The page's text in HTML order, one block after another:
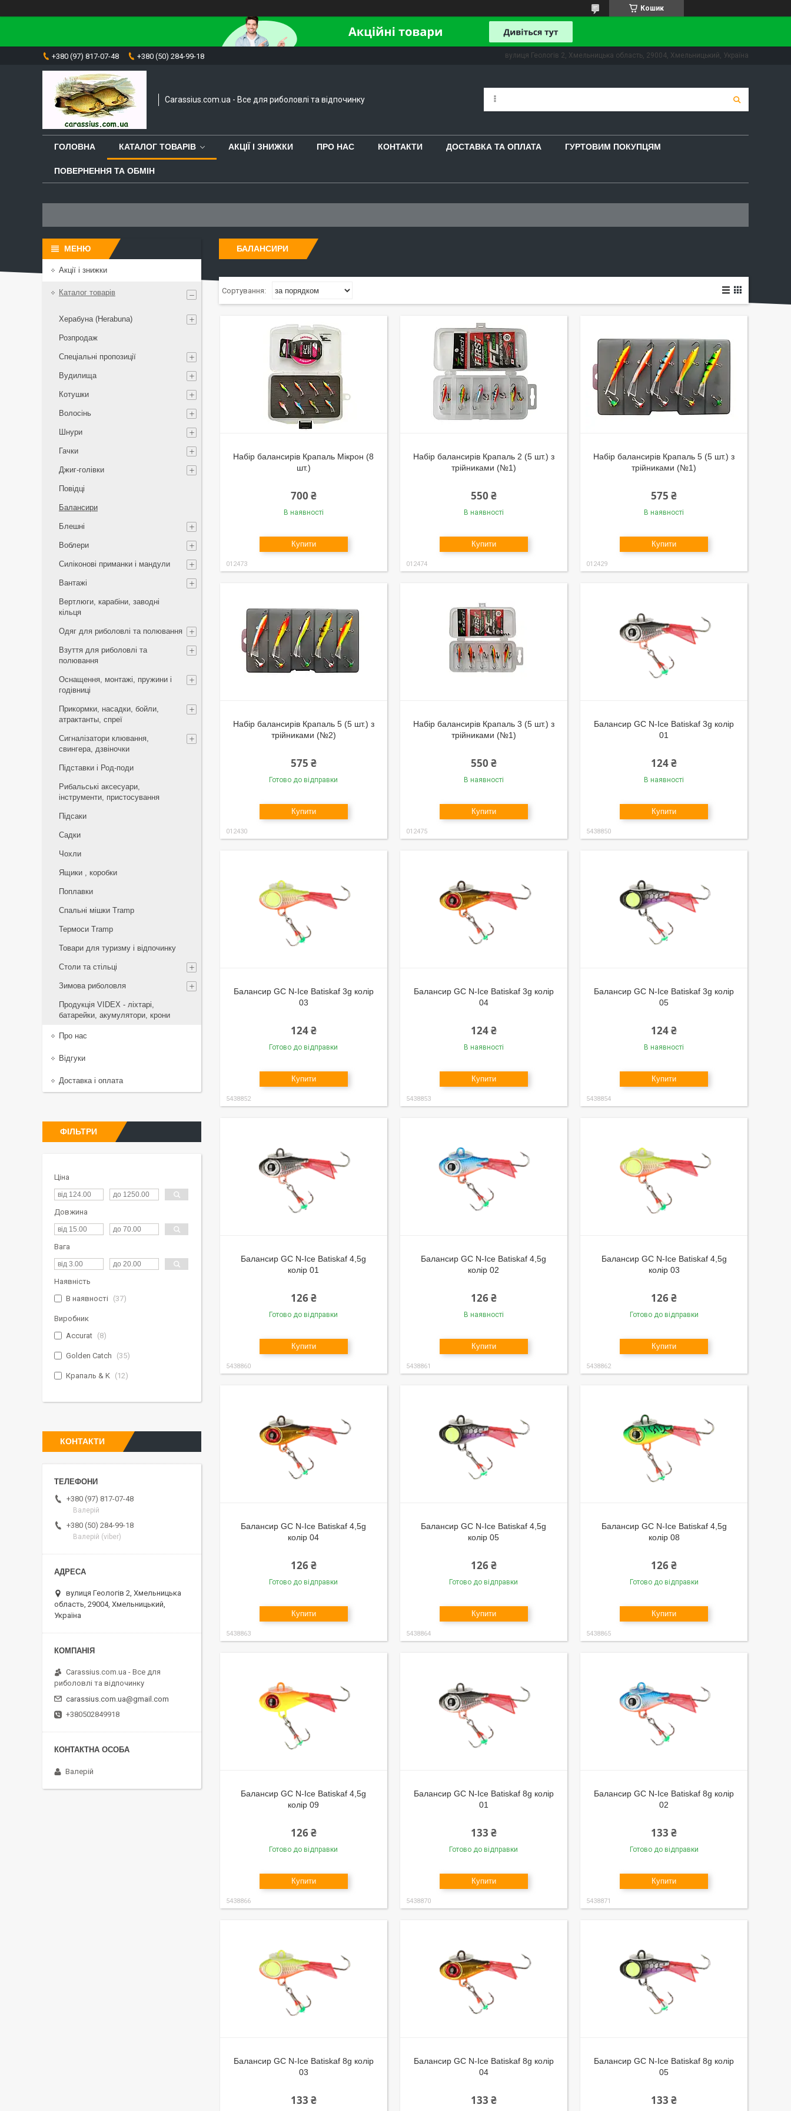
Кошик
+380 (97) 817-07-48 +380 (50) 284-99-18 вулиця Геологів 2, Хмельницька область, 29004, Хмельницький, Україна
Carassius.com.ua - Все для риболовлі та відпочинку
ГОЛОВНА КАТАЛОГ ТОВАРІВ АКЦІЇ І ЗНИЖКИ ПРО НАС КОНТАКТИ ДОСТАВКА ТА ОПЛАТА ГУРТОВИМ ПОКУПЦЯМ
ПОВЕРНЕННЯ ТА ОБМІН
БАЛАНСИРИ
Набір балансирів Крапаль Мікрон (8
шт.)
700 ₴
В наявності
Купити
012473
Набір балансирів Крапаль 2 (5 шт.) з
трійниками (№1)
550 ₴
В наявності
Купити
012474
Набір балансирів Крапаль 5 (5 шт.) з
трійниками (№1)
575 ₴
В наявності
Купити
012429
Набір балансирів Крапаль 5 (5 шт.) з
трійниками (№2)
575 ₴
Готово до відправки
Купити
012430
Набір балансирів Крапаль 3 (5 шт.) з
трійниками (№1)
550 ₴
В наявності
Купити
012475
Балансир GC N-Ice Batiskaf 3g колір
01
124 ₴
В наявності
Купити
5438850
Балансир GC N-Ice Batiskaf 3g колір
03
124 ₴
Готово до відправки
Купити
5438852
Балансир GC N-Ice Batiskaf 3g колір
04
124 ₴
В наявності
Купити
5438853
Балансир GC N-Ice Batiskaf 3g колір
05
124 ₴
В наявності
Купити
5438854
Балансир GC N-Ice Batiskaf 4,5g
колір 01
126 ₴
Готово до відправки
Купити
5438860
Балансир GC N-Ice Batiskaf 4,5g
колір 02
126 ₴
В наявності
Купити
5438861
Балансир GC N-Ice Batiskaf 4,5g
колір 03
126 ₴
Готово до відправки
Купити
5438862
Балансир GC N-Ice Batiskaf 4,5g
колір 04
126 ₴
Готово до відправки
Купити
5438863
Балансир GC N-Ice Batiskaf 4,5g
колір 05
126 ₴
Готово до відправки
Купити
5438864
Балансир GC N-Ice Batiskaf 4,5g
колір 08
126 ₴
Готово до відправки
Купити
5438865
Балансир GC N-Ice Batiskaf 4,5g
колір 09
126 ₴
Готово до відправки
Купити
5438866
Балансир GC N-Ice Batiskaf 8g колір
01
133 ₴
Готово до відправки
Купити
5438870
Балансир GC N-Ice Batiskaf 8g колір
02
133 ₴
Готово до відправки
Купити
5438871
Балансир GC N-Ice Batiskaf 8g колір
03
133 ₴
Балансир GC N-Ice Batiskaf 8g колір
04
133 ₴
Балансир GC N-Ice Batiskaf 8g колір
05
133 ₴
Акції і знижки
Каталог товарів
Херабуна (Herabuna)
Розпродаж
Спеціальні пропозиції
Вудилища
Котушки
Волосінь
Шнури
Гачки
Джиг-голівки
Повідці
Балансири
Блешні
Воблери
Силіконові приманки і мандули
Вантажі
Вертлюги, карабіни, заводні
кільця
Одяг для риболовлі та полювання
Взуття для риболовлі та
полювання
Оснащення, монтажі, пружини і
годівниці
Прикормки, насадки, бойли,
атрактанты, спреї
Сигналізатори клювання,
свингера, дзвіночки
Підставки і Род-поди
Рибальські аксесуари,
інструменти, пристосування
Підсаки
Садки
Чохли
Ящики , коробки
Поплавки
Спальні мішки Tramp
Термоси Tramp
Товари для туризму і відпочинку
Столи та стільці
Зимова риболовля
Продукція VIDEX - ліхтарі,
батарейки, акумулятори, крони
Про нас
Відгуки
Доставка і оплата
ФІЛЬТРИ
Ціна
Довжина
Вага
Наявність
В наявності
37
Виробник
Accurat
8
Golden Catch 35
Крапаль & K 12
КОНТАКТИ
+380 (97) 817-07-48
Валерій
+380 (50) 284-99-18
Валерій (viber)
вулиця Геологів 2, Хмельницька
область, 29004, Хмельницький,
Україна
Carassius.com.ua - Все для
риболовлі та відпочинку
carassius.com.ua@gmail.com
+380502849918
Валерій